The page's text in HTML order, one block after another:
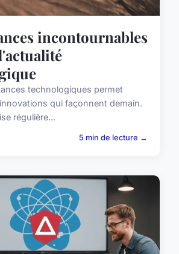
incontournables
technologiques permet
qui façonnent demain.
régulière...
5 min de lecture →